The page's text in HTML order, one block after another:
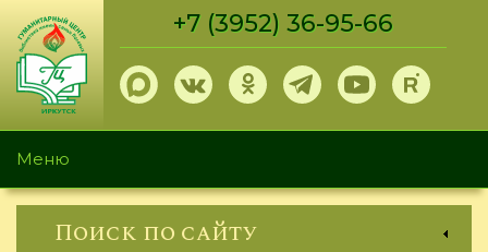
Перейти
основному
содержанию
+7 (3952) 36-95-66
Меню
Поиск по сайту